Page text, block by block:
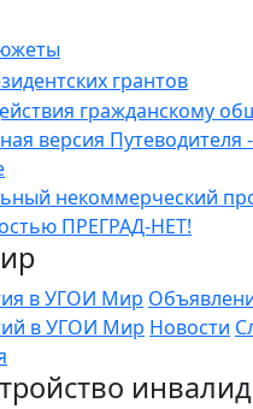
в УГОИ Мир
в УГОИ Мир Новости